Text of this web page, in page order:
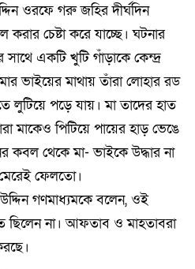
ওরফে গরু জহির দীর্ঘদিন
চেষ্টা করে যাচ্ছে। ঘটনার
একটি খুটি গাঁড়াকে কেন্দ্র
ভাইয়ের মাথায় তাঁরা লোহার রড
লুটিয়ে পড়ে যায়। মা তাদের হাত
মাকেও পিটিয়ে পায়ের হাড় ভেঙে
থেকে মা- ভাইকে উদ্ধার না
ফেলতো।
গণমাধ্যমকে বলেন, ওই
ছিলেন না। আফতাব ও মাহতাবরা